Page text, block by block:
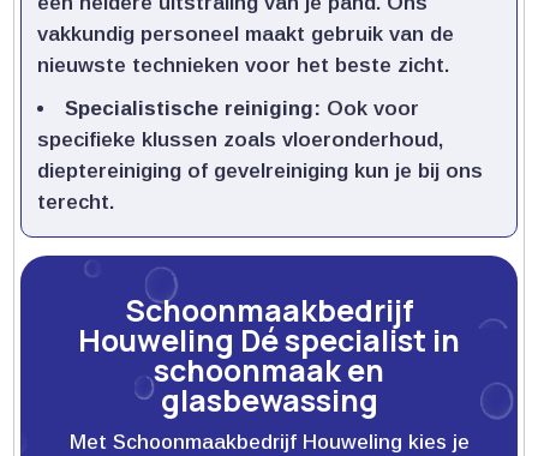
vakkundig personeel maakt gebruik van de
nieuwste technieken voor het beste zicht.​
Specialistische reiniging: Ook voor
specifieke klussen zoals vloeronderhoud,
dieptereiniging of gevelreiniging kun je bij ons
terecht.​
Schoonmaakbedrijf
Houweling Dé specialist in
schoonmaak en
glasbewassing
Met Schoonmaakbedrijf Houweling kies je